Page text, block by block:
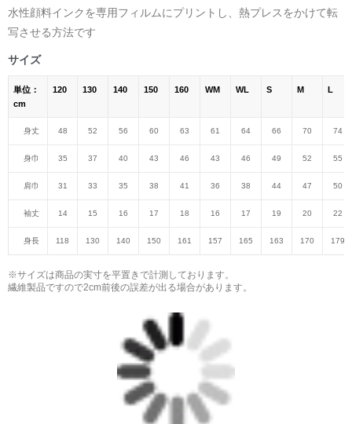
水性顔料インクを専用フィルムにプリントし、熱プレスをかけて転
写させる方法です
サイズ
単位：
cm
120 130 140 150 160 WM WL S M L
身丈 48 52 56 60 63 61 64 66 70 74
身巾 35 37 40 43 46 43 46 49 52 55
肩巾 31 33 35 38 41 36 38 44 47 50
袖丈 14 15 16 17 18 16 17 19 20 22
身長 118 130 140 150 161 157 165 163 170 179
※サイズは商品の実寸を平置きで計測しております。
繊維製品ですので2cm前後の誤差が出る場合があります。